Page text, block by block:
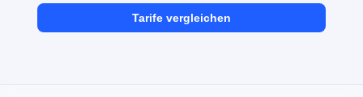
Tarife vergleichen